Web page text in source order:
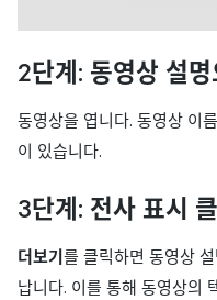
2단계: 동영상 설
동영상을 엽니다. 동영상 이
이 있습니다.
3단계: 전사 표시
더보기 를 클릭하면 동영상
납니다. 이를 통해 동영상의